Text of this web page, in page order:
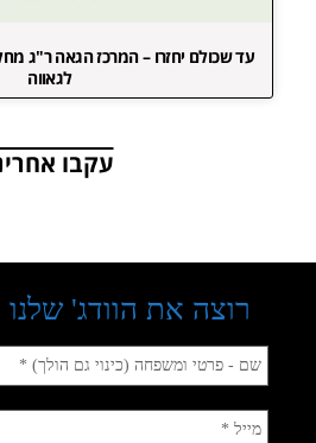
עד שכולם יחזרו – המרכז הגאה ר"ג
לגאווה
עקבו